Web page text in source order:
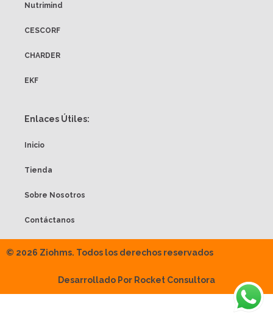
Nutrimind
CESCORF
CHARDER
EKF
Enlaces Útiles:
Inicio
Tienda
Sobre Nosotros
Contáctanos
© 2026 Ziohms. Todos los derechos reservados
Desarrollado Por Rocket Consultora